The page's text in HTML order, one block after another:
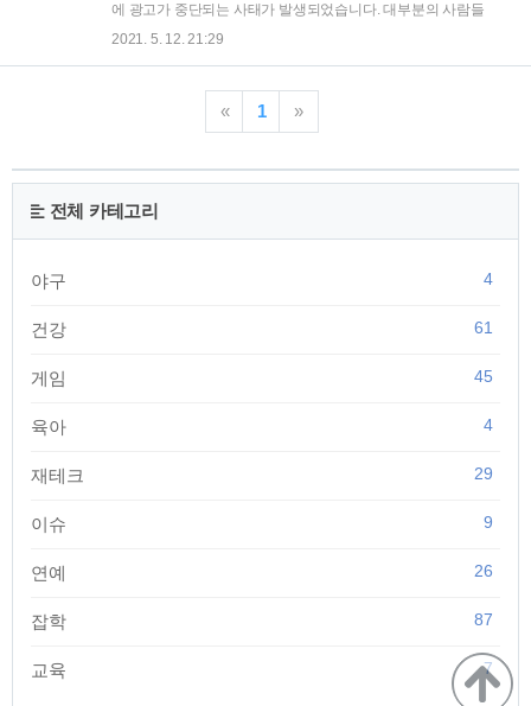
에 광고가 중단되는 사태가 발생되었습니다. 대부분의 사람들
은 수지가 뭘 잘못해서 발생된 일이라고 생각할 수 있겠는데요.
렇게 인기가 많을까? 장기간 지속되고 있는 코로나19의 영향이
큰 것으로 보고 있습니다. 5인 이상 집합금지 등 사람이 많은 곳
은 세대들이 늘어나 이렇게 품절 현상이 발생되고 있다고 합니
다. K2 외에도 타 아웃도어 브랜드도 지난해보다 30% 이상 매
출을 올리고 있다고 하는데요. K2는 모델을 수지로 내세운 만큼
2021. 5. 12. 21:29
« 1 »
전체 카테고리
야구 4
건강 61
게임 45
육아 4
재테크 29
이슈 9
연예 26
잡학 87
교육 7